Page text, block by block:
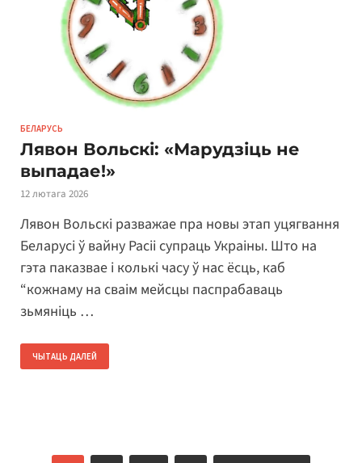
БЕЛАРУСЬ
Лявон Вольскі: «Марудзіць не
выпадае!»
12 лютага 2026
Лявон Вольскі разважае пра новы этап уцягвання
Беларусі ў вайну Расіі супраць Украіны. Што на
гэта паказвае і колькі часу ў нас ёсць, каб
“кожнаму на сваім мейсцы паспрабаваць
зьмяніць …
ЧЫТАЦЬ ДАЛЕЙ